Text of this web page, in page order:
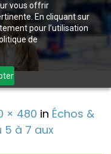
vous offrir
En cliquant sur
pour l’utilisation
de
× 480 in Échos &
à 7 aux